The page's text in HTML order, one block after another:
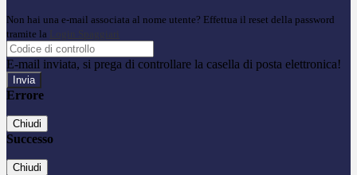
Non hai una e-mail associata al nome utente? Effettua il reset della password
tramite la Login Spaggiari
E-mail inviata, si prega di controllare la casella di posta elettronica!
Errore
Chiudi
Successo
Chiudi